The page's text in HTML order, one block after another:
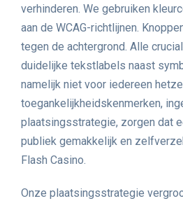
verhinderen. We gebruiken
aan de WCAG-richtlijnen.
tegen de achtergrond. Alle
duidelijke tekstlabels naast
namelijk niet voor iedereen
toegankelijkheidskenmerken,
plaatsingsstrategie, zorgen dat
publiek gemakkelijk en
Flash Casino.
Onze plaatsingsstrategie